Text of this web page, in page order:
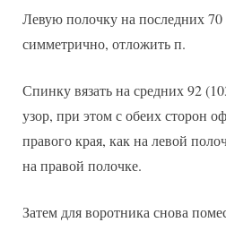
Левую полочку на последних 70
симметрично, отложить п.
Спинку вязать на средних 92
узор, при этом с обеих сторон
правого края, как на левой
на правой полочке.
Затем для воротника снова